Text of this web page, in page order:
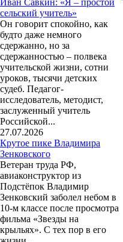
Иван Савкин: «Я – простой
сельский учитель»
Он говорит спокойно, как
будто даже немного
сдержанно, но за
сдержанностью – полвека
учительской жизни, сотни
уроков, тысячи детских
судеб. Педагог-
исследователь, методист,
заслуженный учитель
Российской...
27.07.2026
Крутое пике Владимира
Зенковского
Ветеран труда РФ,
авиаконструктор из
Подстёпок Владимир
Зенковский заболел небом в
10-м классе после просмотра
фильма «Звезды на
крыльях». С тех пор в его